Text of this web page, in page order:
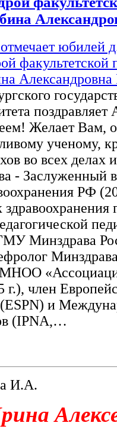
поздравляет
Желает Вам,
ученому,
во всех делах
- Заслуженный
РФ
Минздрава
МНОО
г.), член
и
(IPNA,…